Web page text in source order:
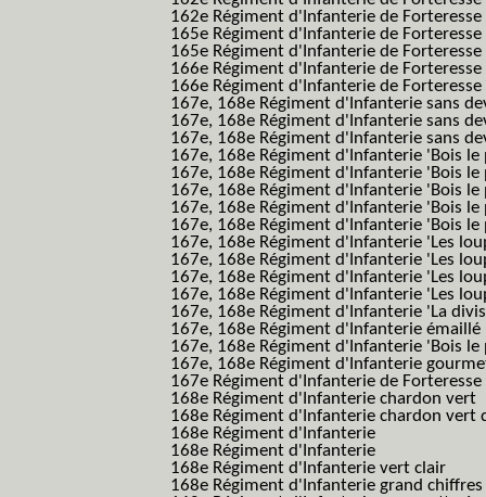
162e Régiment d'Infanterie de
165e Régiment d'Infanterie de Forteresse
165e Régiment d'Infanterie de Forteresse
166e Régiment d'Infanterie de Forteresse
166e Régiment d'Infanterie de Forteresse
167e, 168e Régiment d'Infanterie sans
167e, 168e Régiment d'Infanterie sans
167e, 168e Régiment d'Infanterie sans
167e, 168e Régiment d'Infanterie 'Bois
167e, 168e Régiment d'Infanterie 'Bois
167e, 168e Régiment d'Infanterie 'Bois
167e, 168e Régiment d'Infanterie 'Bois
167e, 168e Régiment d'Infanterie 'Bois
167e, 168e Régiment d'Infanterie 'Les
167e, 168e Régiment d'Infanterie 'Les
167e, 168e Régiment d'Infanterie 'Les
167e, 168e Régiment d'Infanterie 'Les
167e, 168e Régiment d'Infanterie 'La
167e, 168e Régiment d'Infanterie émaillé
167e, 168e Régiment d'Infanterie 'Bois
167e, 168e Régiment d'Infanterie
167e Régiment d'Infanterie de
168e Régiment d'Infanterie chardon vert
168e Régiment d'Infanterie chardon vert
168e Régiment d'Infanterie
168e Régiment d'Infanterie
168e Régiment d'Infanterie vert clair
168e Régiment d'Infanterie grand chiffres